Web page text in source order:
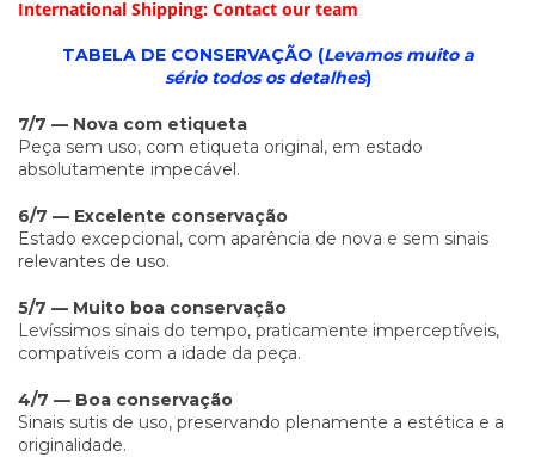
International Shipping: Contact our team
TABELA DE CONSERVAÇÃO (Levamos muito a
sério todos os detalhes)
7/7 — Nova com etiqueta
Peça sem uso, com etiqueta original, em estado
absolutamente impecável.
6/7 — Excelente conservação
Estado excepcional, com aparência de nova e sem sinais
relevantes de uso.
5/7 — Muito boa conservação
Levíssimos sinais do tempo, praticamente imperceptíveis,
compatíveis com a idade da peça.
4/7 — Boa conservação
Sinais sutis de uso, preservando plenamente a estética e a
originalidade.